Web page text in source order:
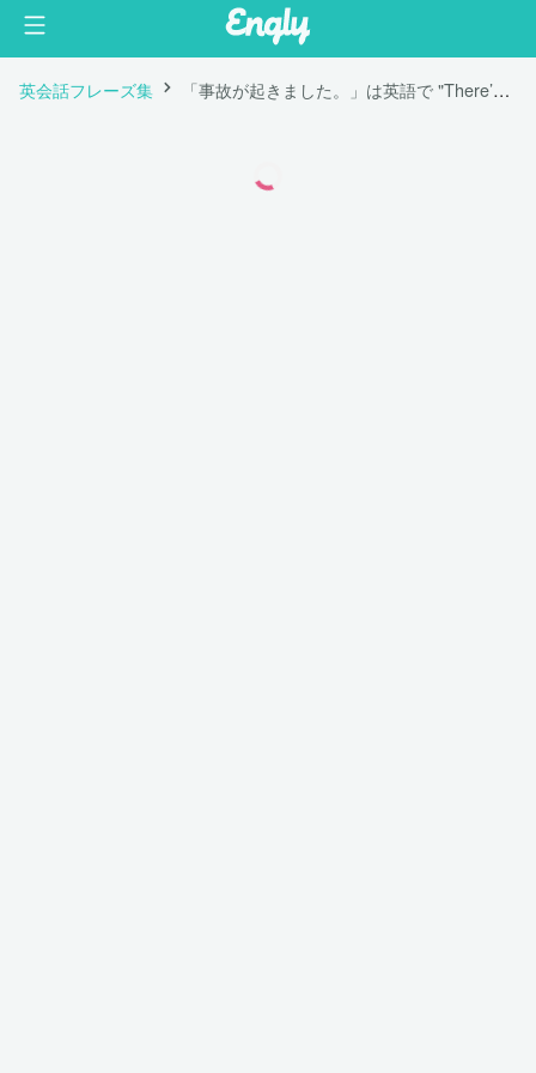
英会話フレーズ集 「事故が起きました。」は英語で "There’s been an accident."